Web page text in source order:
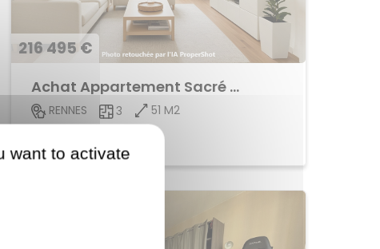
216 495 €
Achat Appartement Sacré Coeur
RENNES 3 51 M2
want to activate